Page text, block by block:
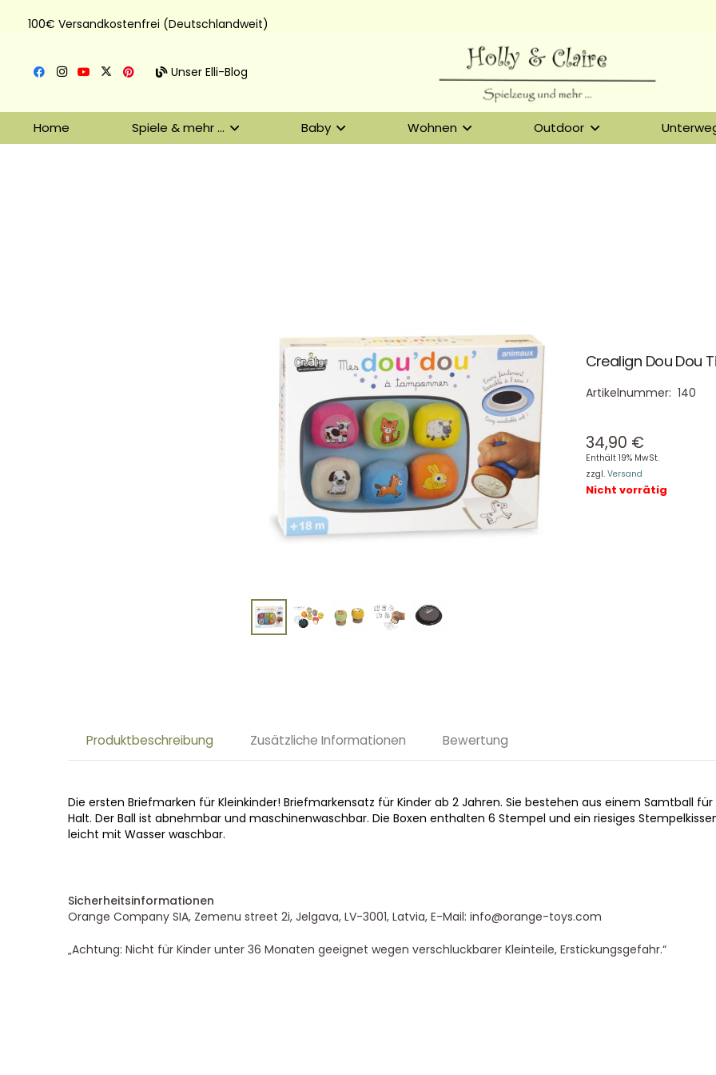
100€ Versandkostenfrei (Deutschlandweit)
Unser Elli-Blog
Home Spiele & mehr … Baby Wohnen Outdoor
Crealign Dou Dou
Artikelnummer: 140
34,90 €
Enthält 19% MwSt.
zzgl. Versand
Nicht vorrätig
Produktbeschreibung Zusätzliche Informationen Bewertung
Die ersten Briefmarken für Kleinkinder! Briefmarkensatz für Kinder ab 2 Jahren. Sie bestehen aus einem Samtball
Halt. Der Ball ist abnehmbar und maschinenwaschbar. Die Boxen enthalten 6 Stempel und ein riesiges
leicht mit Wasser waschbar.
Sicherheitsinformationen
Orange Company SIA, Zemenu street 2i, Jelgava, LV-3001, Latvia, E-Mail: info@orange-toys.com
„Achtung: Nicht für Kinder unter 36 Monaten geeignet wegen verschluckbarer Kleinteile, Erstickungsgefahr.“